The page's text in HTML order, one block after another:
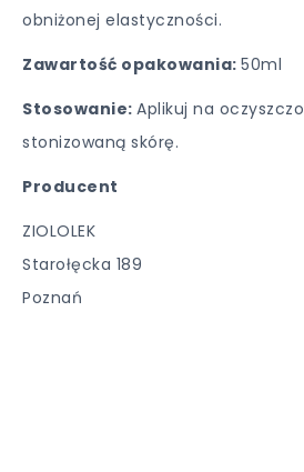
obniżonej elastyczności.
Zawartość opakowania: 50ml
Stosowanie: Aplikuj na
stonizowaną skórę.
Producent
ZIOLOLEK
Starołęcka 189
Poznań